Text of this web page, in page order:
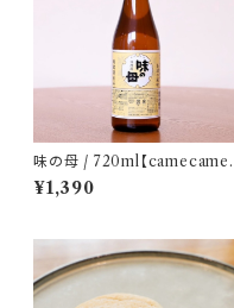
味の母 / 720ml【camecame
レクト調味料】
¥1,390